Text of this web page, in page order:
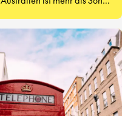
kennenzulernen, Vegemite
zu probieren (ja, wirklich)
und zu erleben, wie sich der
Schulalltag auf der anderen
Seite der Welt anfühlt.